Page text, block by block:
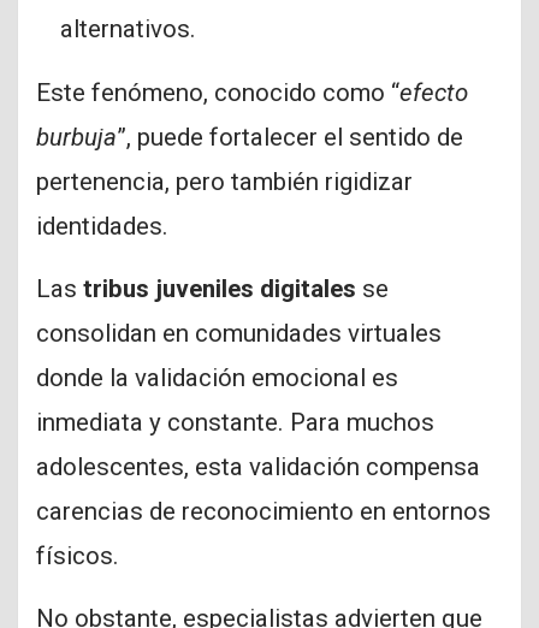
alternativos.
Este fenómeno, conocido como “efecto
burbuja”, puede fortalecer el sentido de
pertenencia, pero también rigidizar
identidades.
Las tribus juveniles digitales se
consolidan en comunidades virtuales
donde la validación emocional es
inmediata y constante. Para muchos
adolescentes, esta validación compensa
carencias de reconocimiento en entornos
físicos.
No obstante, especialistas advierten que